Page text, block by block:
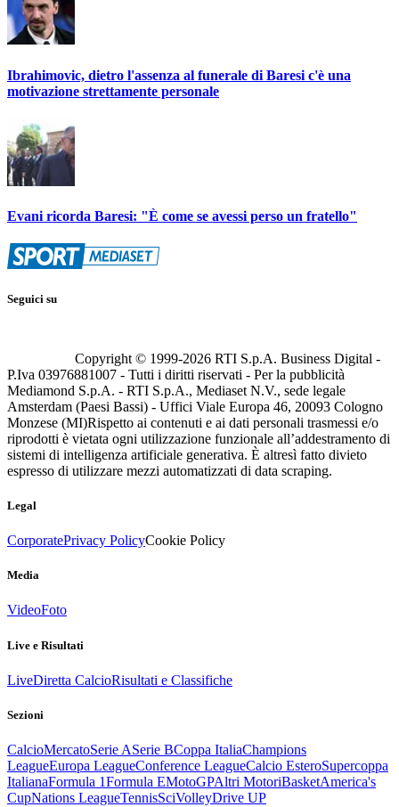
Ibrahimovic, dietro l'assenza al funerale di Baresi c'è una
motivazione strettamente personale
Evani ricorda Baresi: "È come se avessi perso un fratello"
Seguici su
Copyright © 1999-2026 RTI S.p.A. Business Digital -
P.Iva 03976881007 - Tutti i diritti riservati - Per la pubblicità
Mediamond S.p.A. - RTI S.p.A., Mediaset N.V., sede legale
Amsterdam (Paesi Bassi) - Uffici Viale Europa 46, 20093 Cologno
Monzese (MI)Rispetto ai contenuti e ai dati personali trasmessi e/o
riprodotti è vietata ogni utilizzazione funzionale all’addestramento di
sistemi di intelligenza artificiale generativa. È altresì fatto divieto
espresso di utilizzare mezzi automatizzati di data scraping.
Legal
CorporatePrivacy PolicyCookie Policy
Media
VideoFoto
Live e Risultati
LiveDiretta CalcioRisultati e Classifiche
Sezioni
CalcioMercatoSerie ASerie BCoppa ItaliaChampions
LeagueEuropa LeagueConference LeagueCalcio EsteroSupercoppa
ItalianaFormula 1Formula EMotoGPAltri MotoriBasketAmerica's
CupNations LeagueTennisSciVolleyDrive UP